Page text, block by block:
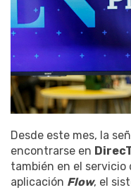
Desde este mes, la
encontrarse en
también en el servicio
aplicación Flow, el